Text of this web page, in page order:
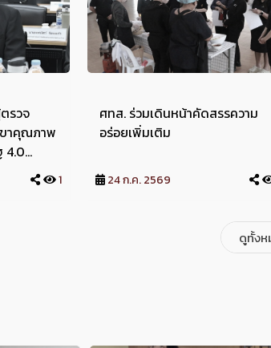
รวจ
ขาคุณภาพ
4.0
1
ศทส. ร่วมเดินหน้าคัดสรรความ
อร่อยเพิ่มเติม
24 ก.ค. 2569
ดูทั้ง